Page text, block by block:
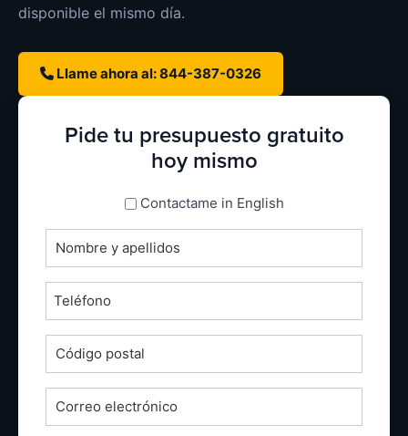
disponible el mismo día.
Llame ahora al: 844-387-0326
Pide tu presupuesto gratuito
hoy mismo
espanol_espanolContactame in English
Nombre
completo
*Teléfono
Código
postal
*Correo
electrónico